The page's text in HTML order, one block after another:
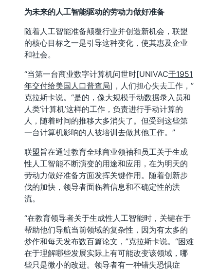
为未来的人工智能驱动的劳动力做好准备
随着人工智能准备颠覆行业并创造新机会，联盟
的核心目标之一是引导这种变化，使其惠及企业
和社会。
“当第一台商业数字计算机问世时[UNIVAC于1951
年交付给美国人口普查局]，人们担心失去工作，”
克拉斯卡说。“是的，像大规模手动数据录入员和
人类‘计算机’这样的工作，负责进行手动计算的
人，随着时间的推移大多消失了。但受到这些第
一台计算机影响的人被培训去做其他工作。”
联盟旨在通过教育全球商业领袖和员工关于生成
性人工智能不断演变的用途和应用，在为明天的
劳动力做好准备方面发挥关键作用。随着创新步
伐的加快，领导者面临着信息和不确定性的洪
流。
“在教育领导者关于生成性人工智能时，关键在于
帮助他们导航当前领域的复杂性，因为有太多的
炒作和每天发布数百篇论文，”克拉斯卡说。“困难
在于理解哪些发展实际上有可能改变该领域，哪
些只是微小的改进。领导者有一种错失恐惧症